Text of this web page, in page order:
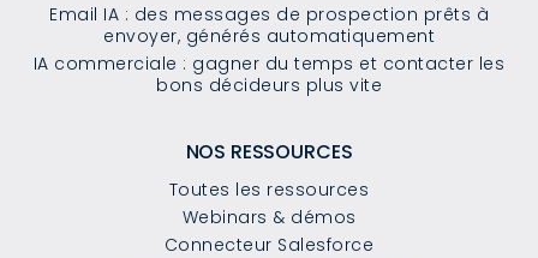
Email IA : des messages de prospection prêts à
envoyer, générés automatiquement
IA commerciale : gagner du temps et contacter les
bons décideurs plus vite
NOS RESSOURCES
Toutes les ressources
Webinars & démos
Connecteur Salesforce